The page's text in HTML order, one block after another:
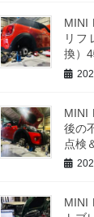
MINI
リフ
換）
MINI
後の
点検
MINI